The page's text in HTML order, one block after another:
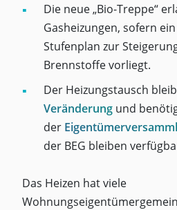
Die neue „Bio-Treppe“
Gasheizungen, sofern
Stufenplan zur
Brennstoffe vorliegt.
Der Heizungstausch
Veränderung und
der
der BEG bleiben
Das Heizen hat viele